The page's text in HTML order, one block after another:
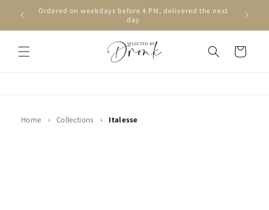
Skip to
content
Ordered on weekdays before 4 PM, delivered the next
day
Cart
Home › Collections › Italesse